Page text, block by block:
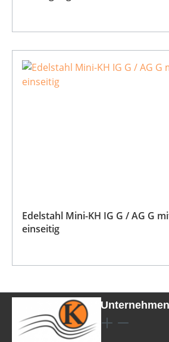
Edelstahl Mini-KH IG G / AG G
einseitig
Unternehmen